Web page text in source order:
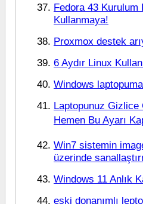
Fedora 43 Kurulum
Kullanmaya!
Proxmox destek
6 Aydır Linux
Windows
Laptopunuz Gizlice
Hemen Bu Ayarı
Win7 sistemin
üzerinde
Windows 11 Anlık
eski donanımlı